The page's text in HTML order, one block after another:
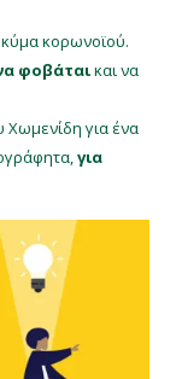
κορωνοϊού.
φοβάταικαι να
Χωμενίδη για ένα
για